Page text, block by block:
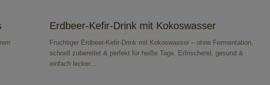
Erdbeer-Kefir-Drink mit Kokoswasser
Fruchtiger Erdbeer-Kefir-Drink mit Kokoswasser – ohne Fermentation,
schnell zubereitet & perfekt für heiße Tage. Erfrischend, gesund &
einfach lecker...